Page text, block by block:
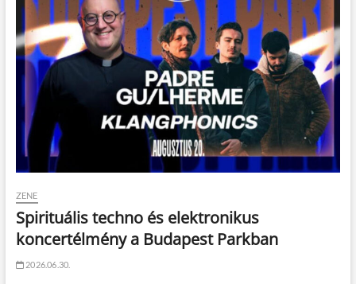
ZENE
Spirituális techno és elektronikus
koncertélmény a Budapest Parkban
2026.06.30.